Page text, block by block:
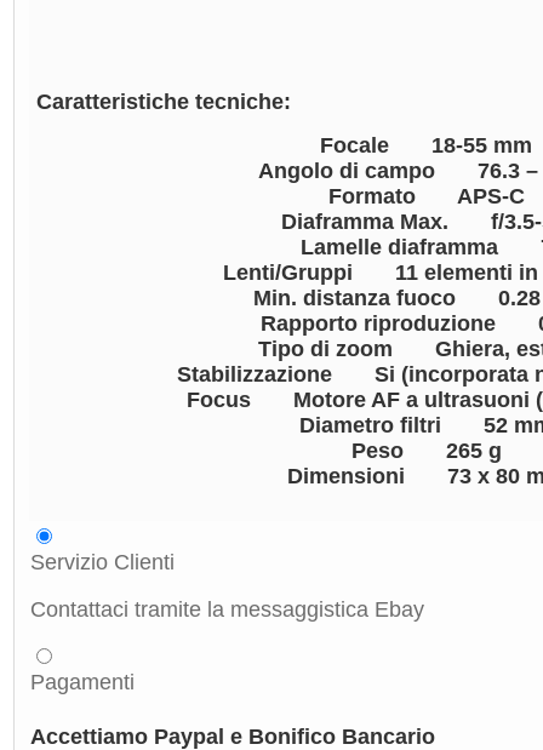
Caratteristiche tecniche:
Focale 18-55 mm
Angolo di campo 76.3 –
Formato APS-C
Diaframma Max. f/3.5-
Lamelle diaframma
Lenti/Gruppi 11 elementi in
Min. distanza fuoco 0.28
Rapporto riproduzione
Tipo di zoom Ghiera,
Stabilizzazione Si (incorporata
Focus Motore AF a ultrasuoni
Diametro filtri 52
Peso 265 g
Dimensioni 73 x 80
Servizio Clienti
Contattaci tramite la messaggistica Ebay
Pagamenti
Accettiamo Paypal e Bonifico Bancario